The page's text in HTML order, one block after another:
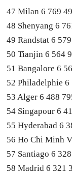
47 Milan 6 769
48 Shenyang 6
49 Randstat 6
50 Tianjin 6 564
51 Bangalore 6
52 Philadelphie
53 Alger 6 488
54 Singapour 6
55 Hyderabad 6
56 Ho Chi Minh
57 Santiago 6
58 Madrid 6 321